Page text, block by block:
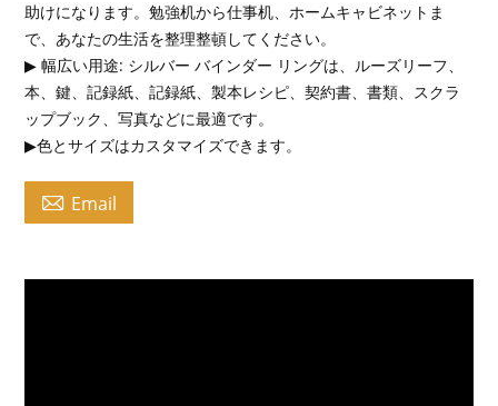
助けになります。勉強机から仕事机、ホームキャビネットま
で、あなたの生活を整理整頓してください。
▶ 幅広い用途: シルバー バインダー リングは、ルーズリーフ、
本、鍵、記録紙、記録紙、製本レシピ、契約書、書類、スクラ
ップブック、写真などに最適です。
▶色とサイズはカスタマイズできます。
 Email